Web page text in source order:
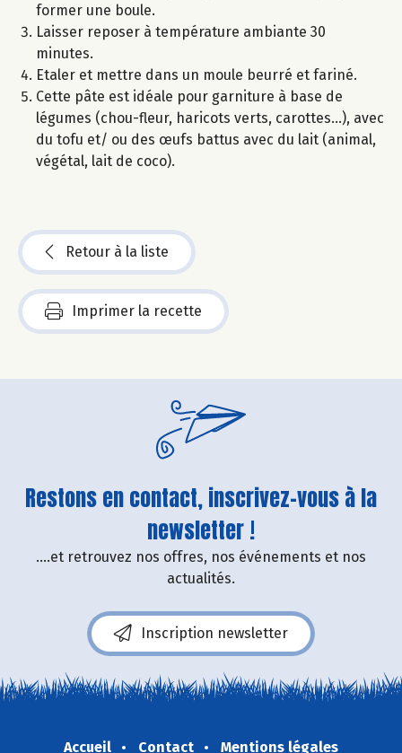
former une boule.
Laisser reposer à température ambiante 30
minutes.
Etaler et mettre dans un moule beurré et fariné.
Cette pâte est idéale pour garniture à base de
légumes (chou-fleur, haricots verts, carottes...), avec
du tofu et/ ou des œufs battus avec du lait (animal,
végétal, lait de coco).
Retour à la liste
Imprimer la recette
Restons en contact, inscrivez-vous à la
newsletter !
....et retrouvez nos offres, nos événements et nos
actualités.
Inscription newsletter
Accueil Contact
Mentions légales